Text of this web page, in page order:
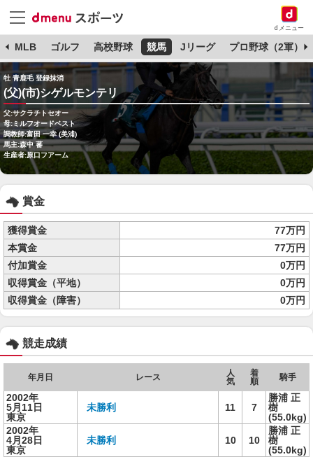
dメニュー
MLB ゴルフ 高校野球 競馬 Jリーグ プロ野球（2軍）
牡 青鹿毛 登録抹消
(父)(市)シゲルモンテリ
父:サクラチトセオー
母:ミルフオードベスト
調教師:富田 一幸 (美浦)
馬主:森中 蕃
生産者:原口フアーム
賞金
獲得賞金
77万円
本賞金
77万円
付加賞金
0万円
収得賞金（平地）
0万円
収得賞金（障害）
0万円
競走成績
年月日 レース
人
気
着
順
騎手
2002年
5月11日
東京
未勝利 11 7
勝浦 正
樹
(55.0kg)
2002年
4月28日
東京
未勝利 10 10
勝浦 正
樹
(55.0kg)